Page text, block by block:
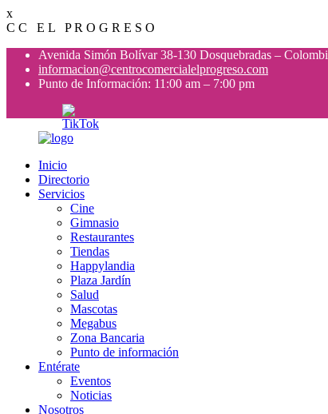
x
C C E L P R O G R E S O
Avenida Simón Bolívar 38-130 Dosquebradas –
informacion@centrocomercialelprogreso.com
Punto de Información: 11:00 am – 7:00 pm
Inicio
Directorio
Servicios
Cine
Gimnasio
Restaurantes
Tiendas
Happylandia
Plaza Jardín
Salud
Mascotas
Megabus
Zona Bancaria
Punto de información
Entérate
Eventos
Noticias
Nosotros